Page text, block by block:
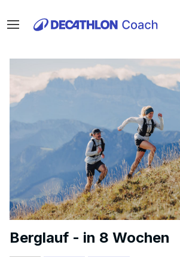
Menu
Berglauf - in 8 Wochen